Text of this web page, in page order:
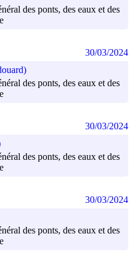
des ponts, des eaux et des
des ponts, des eaux et des
30/03/2024
des ponts, des eaux et des
30/03/2024
des ponts, des eaux et des
30/03/2024